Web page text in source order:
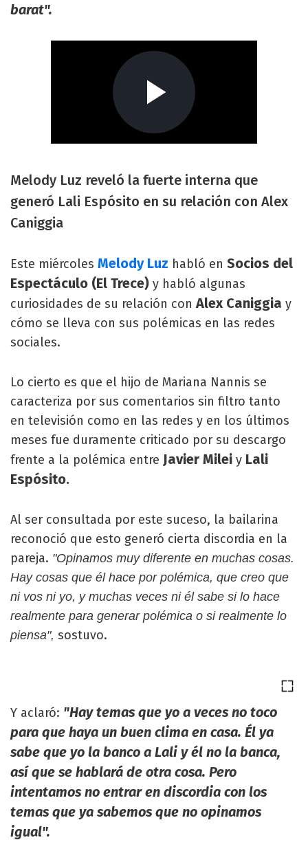
barat".
Melody Luz reveló la fuerte interna que
generó Lali Espósito en su relación con Alex
Caniggia
Este miércoles Melody Luz habló en Socios del
Espectáculo (El Trece) y habló algunas
curiosidades de su relación conAlex Caniggia y
cómo se lleva con sus polémicas en las redes
sociales.
Lo cierto es que el hijo de Mariana Nannis se
caracteriza por sus comentarios sin filtro tanto
en televisión como en las redes y en los últimos
meses fue duramente criticado por su descargo
frente a la polémica entre Javier Milei y Lali
Espósito.
Al ser consultada por este suceso, la bailarina
reconoció que esto generó cierta discordia en la
pareja. "Opinamos muy diferente en muchas cosas.
Hay cosas que él hace por polémica, que creo que
ni vos ni yo, y muchas veces ni él sabe si lo hace
realmente para generar polémica o si realmente lo
piensa", sostuvo.
Y aclaró: "Hay temas que yo a veces no toco
para que haya un buen clima en casa. Él ya
sabe que yo la banco a Lali y él no la banca,
así que se hablará de otra cosa. Pero
intentamos no entrar en discordia con los
temas que ya sabemos que no opinamos
igual".